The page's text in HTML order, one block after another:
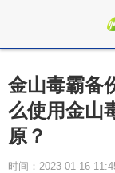
金山毒霸备
么使用金山
原？
时间：2023-01-16